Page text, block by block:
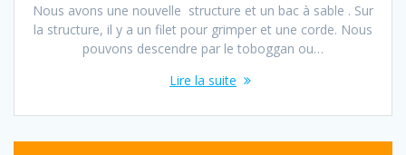
Nous avons une nouvelle structure et un bac à sable . Sur
la structure, il y a un filet pour grimper et une corde. Nous
pouvons descendre par le toboggan ou…
Lire la suite